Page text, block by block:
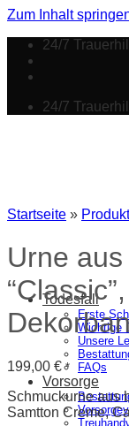
Zum Inhalt
24/7
24/7
Todesfall
Erste
Wichtige
Unsere
FAQs
Vorsorge
Startseite »
Urne
199,00 € *
Schmuckurne aus
Samtton Creme,